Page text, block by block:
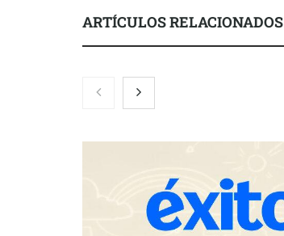
ARTÍCULOS RELACIONADOS
La luz roja, el nuevo aftersun,
actúa en la recuperación de la piel